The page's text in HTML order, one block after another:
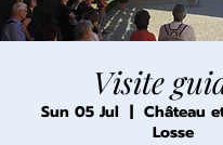
Visite
Sun 05 Jul
  |
Château
Losse